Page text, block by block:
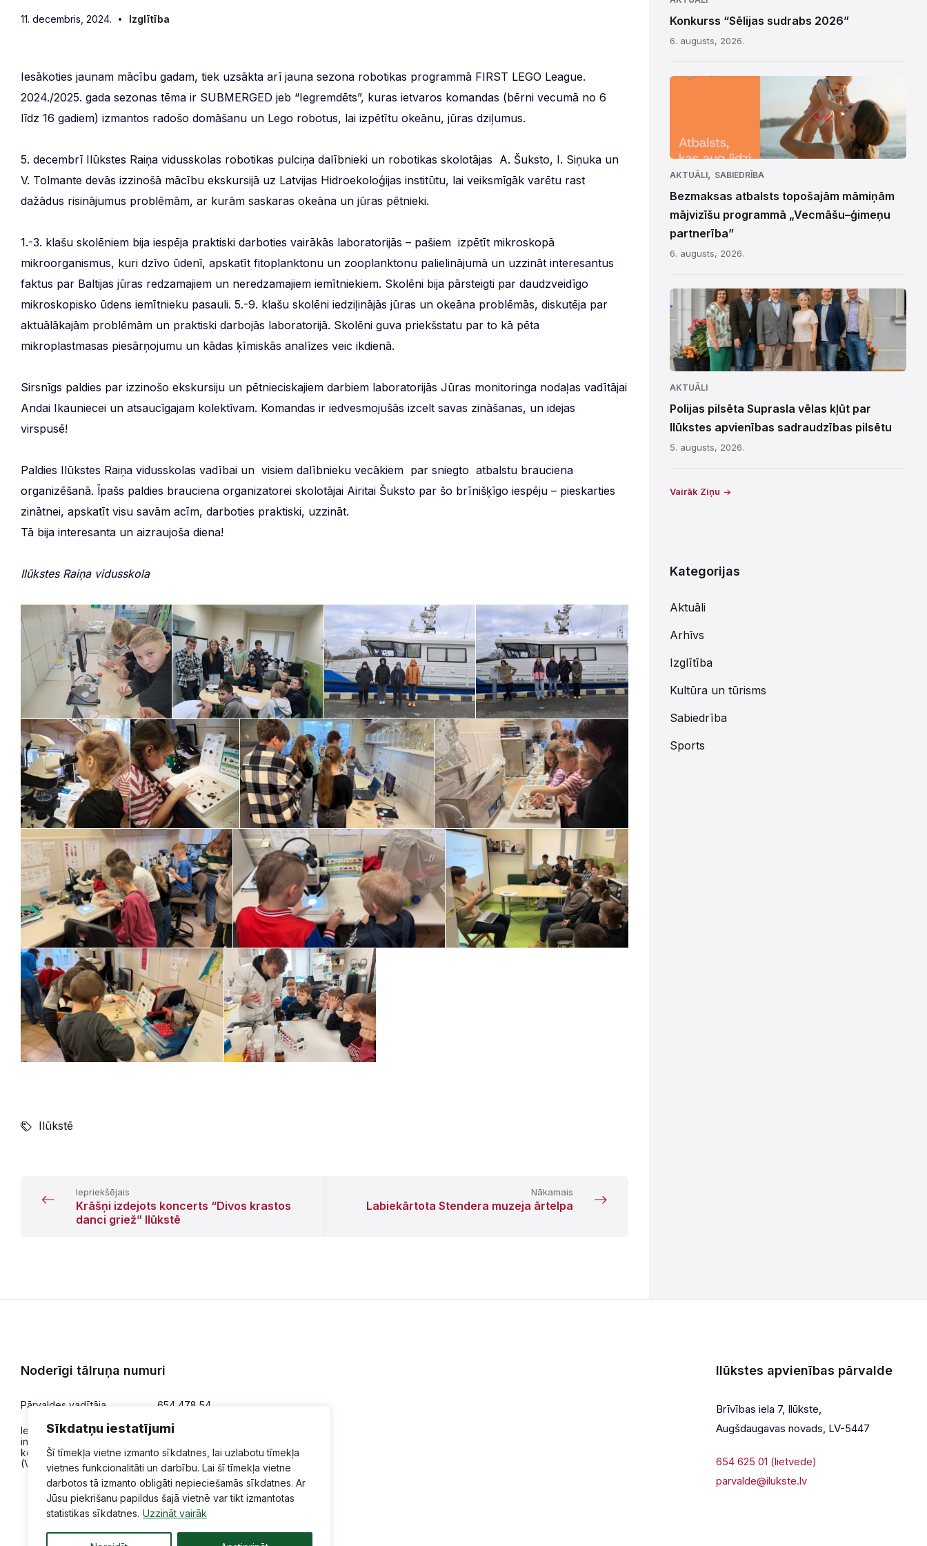
Sīkdatņu iestatījumi
Šī tīmekļa vietne izmanto sīkdatnes, lai uzlabotu tīmekļa
vietnes funkcionalitāti un darbību. Lai šī tīmekļa vietne
darbotos tā izmanto obligāti nepieciešamās sīkdatnes. Ar
Jūsu piekrišanu papildus šajā vietnē var tikt izmantotas
statistikas sīkdatnes. Uzzināt vairāk
11. decembris, 2024. Izglītība
Iesākoties jaunam mācību gadam, tiek uzsākta arī jauna sezona robotikas programmā FIRST LEGO League.
2024./2025. gada sezonas tēma ir SUBMERGED jeb “Iegremdēts”, kuras ietvaros komandas (bērni vecumā no 6
līdz 16 gadiem) izmantos radošo domāšanu un Lego robotus, lai izpētītu okeānu, jūras dziļumus.
5. decembrī Ilūkstes Raiņa vidusskolas robotikas pulciņa dalībnieki un robotikas skolotājas A. Šuksto, I. Siņuka un
V. Tolmante devās izzinošā mācību ekskursijā uz Latvijas Hidroekoloģijas institūtu, lai veiksmīgāk varētu rast
dažādus risinājumus problēmām, ar kurām saskaras okeāna un jūras pētnieki.
1.-3. klašu skolēniem bija iespēja praktiski darboties vairākās laboratorijās – pašiem izpētīt mikroskopā
mikroorganismus, kuri dzīvo ūdenī, apskatīt fitoplanktonu un zooplanktonu palielinājumā un uzzināt interesantus
faktus par Baltijas jūras redzamajiem un neredzamajiem iemītniekiem. Skolēni bija pārsteigti par daudzveidīgo
mikroskopisko ūdens iemītnieku pasauli. 5.-9. klašu skolēni iedziļinājās jūras un okeāna problēmās, diskutēja par
aktuālākajām problēmām un praktiski darbojās laboratorijā. Skolēni guva priekšstatu par to kā pēta
mikroplastmasas piesārņojumu un kādas ķīmiskās analīzes veic ikdienā.
Sirsnīgs paldies par izzinošo ekskursiju un pētnieciskajiem darbiem laboratorijās Jūras monitoringa nodaļas vadītājai
Andai Ikauniecei un atsaucīgajam kolektīvam. Komandas ir iedvesmojušās izcelt savas zināšanas, un idejas
virspusē!
Paldies Ilūkstes Raiņa vidusskolas vadībai un visiem dalībnieku vecākiem par sniegto atbalstu brauciena
organizēšanā. Īpašs paldies brauciena organizatorei skolotājai Airitai Šuksto par šo brīnišķīgo iespēju – pieskarties
zinātnei, apskatīt visu savām acīm, darboties praktiski, uzzināt.
Tā bija interesanta un aizraujoša diena!
Ilūkstes Raiņa vidusskola
Ilūkstē
Iepriekšējais
Krāšņi izdejots koncerts “Divos krastos
danci griež” Ilūkstē
Nākamais
Labiekārtota Stendera muzeja ārtelpa
Konkurss “Sēlijas sudrabs 2026”
6. augusts, 2026.
AKTUĀLI, SABIEDRĪBA
Bezmaksas atbalsts topošajām māmiņām
mājvizīšu programmā „Vecmāšu–ģimeņu
partnerība”
6. augusts, 2026.
AKTUĀLI
Polijas pilsēta Suprasla vēlas kļūt par
Ilūkstes apvienības sadraudzības pilsētu
5. augusts, 2026.
Vairāk Ziņu
Kategorijas
Aktuāli
Arhīvs
Izglītība
Kultūra un tūrisms
Sabiedrība
Sports
Noderīgi tālruņa numuri
Pārvaldes vadītāja 654 478 54
Iesniegumi,
informācija,
konsultācijas
(VPVKAC)
654 478 50
Ilūkstes apvienības pārvalde
Brīvības iela 7, Ilūkste,
Augšdaugavas novads, LV-5447
654 625 01 (lietvede)
parvalde@ilukste.lv